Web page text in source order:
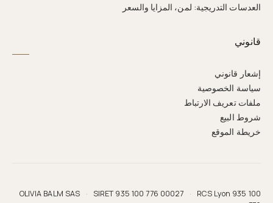
العدسات التدريجية: لمن، المزايا والسعر
قانوني
إشعار قانوني
سياسة الخصوصية
ملفات تعريف الارتباط
شروط البيع
خريطة الموقع
OLIVIA BALM SAS · SIRET 935 100 776 00027 ·
RCS Lyon 935 100